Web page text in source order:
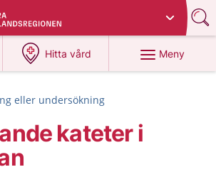
1177
region
Hitta vård
på 1177.se
Meny
eller undersökning
kateter i